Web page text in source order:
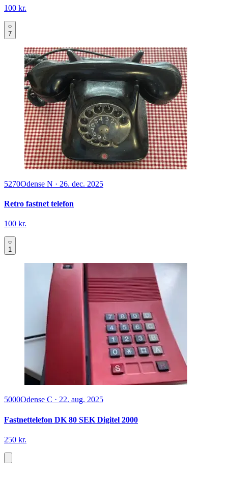
100 kr.
7
5270Odense N · 26. dec. 2025
Retro fastnet telefon
100 kr.
1
5000Odense C · 22. aug. 2025
Fastnettelefon DK 80 SEK Digitel 2000
250 kr.